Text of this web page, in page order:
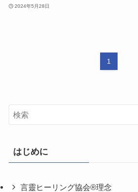
2024年5月28日
1
はじめに
言靈ヒーリング協会®理念